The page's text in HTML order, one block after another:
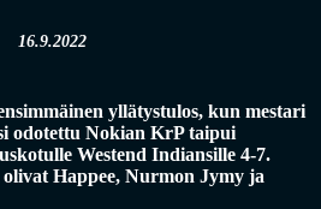
16.9.2022
yllätystulos, kun mestari
odotettu Nokian KrP taipui
Westend Indiansille 4-7.
Happee, Nurmon Jymy ja